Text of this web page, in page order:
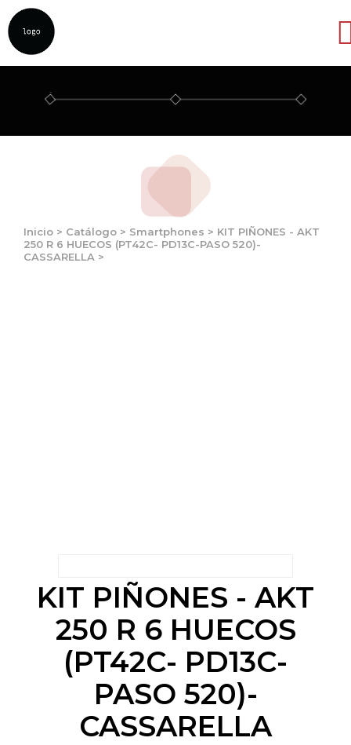
Inicio > Catálogo > Smartphones > KIT PIÑONES - AKT
250 R 6 HUECOS (PT42C- PD13C-PASO 520)-
CASSARELLA >
KIT PIÑONES - AKT
250 R 6 HUECOS
(PT42C- PD13C-
PASO 520)-
CASSARELLA